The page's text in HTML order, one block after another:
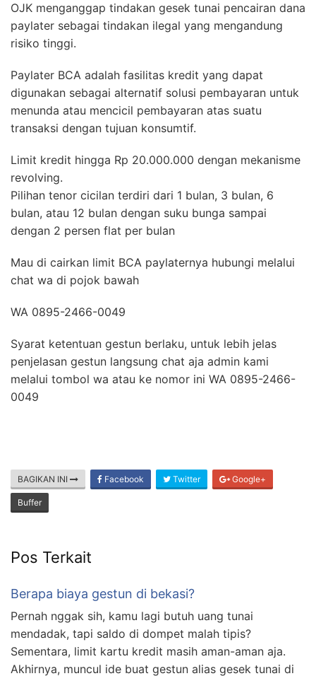
OJK menganggap tindakan gesek tunai pencairan dana
paylater sebagai tindakan ilegal yang mengandung
risiko tinggi.
Paylater BCA adalah fasilitas kredit yang dapat
digunakan sebagai alternatif solusi pembayaran untuk
menunda atau mencicil pembayaran atas suatu
transaksi dengan tujuan konsumtif.
Limit kredit hingga Rp 20.000.000 dengan mekanisme
revolving.
Pilihan tenor cicilan terdiri dari 1 bulan, 3 bulan, 6
bulan, atau 12 bulan dengan suku bunga sampai
dengan 2 persen flat per bulan
Mau di cairkan limit BCA paylaternya hubungi melalui
chat wa di pojok bawah
WA 0895-2466-0049
Syarat ketentuan gestun berlaku, untuk lebih jelas
penjelasan gestun langsung chat aja admin kami
melalui tombol wa atau ke nomor ini WA 0895-2466-
0049
BAGIKAN INI Facebook Twitter Google+
Buffer
Pos Terkait
Berapa biaya gestun di bekasi?
Pernah nggak sih, kamu lagi butuh uang tunai
mendadak, tapi saldo di dompet malah tipis?
Sementara, limit kartu kredit masih aman-aman aja.
Akhirnya, muncul ide buat gestun alias gesek tunai di